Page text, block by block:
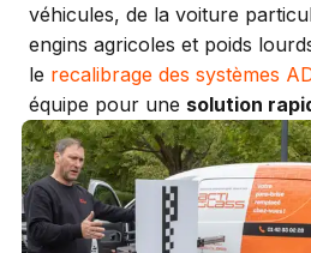
véhicules, de la voiture
engins agricoles et poids
le recalibrage des systèmes
équipe pour une solution